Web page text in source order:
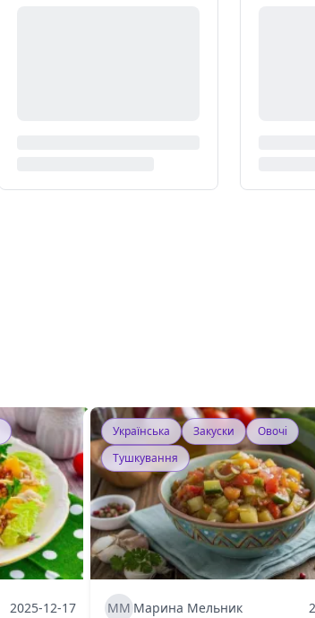
2025-12-17
Українська Закуски
Овочі
Тушкування
ММ Марина Мельник